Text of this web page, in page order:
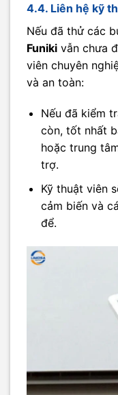
4.4. Liên hệ kỹ
Nếu đã thử các
Funiki vẫn chưa
viên chuyên
và an toàn:
Nếu đã kiểm
còn, tốt nhất
hoặc trung
trợ.
Kỹ thuật viên
cảm biến và
để.